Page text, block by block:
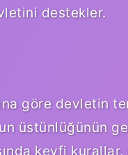
destekler.
göre devletin
üstünlüğünün
keyfi